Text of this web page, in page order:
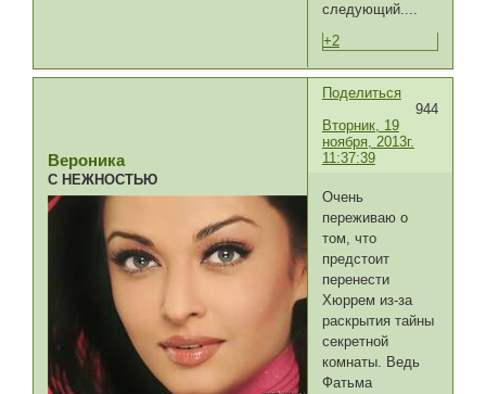
следующий....
+2
Поделиться
944
Вторник, 19
ноября, 2013г.
11:37:39
Вероника
С НЕЖНОСТЬЮ
Очень
переживаю о
том, что
предстоит
перенести
Хюррем из-за
раскрытия тайны
секретной
комнаты. Ведь
Фатьма